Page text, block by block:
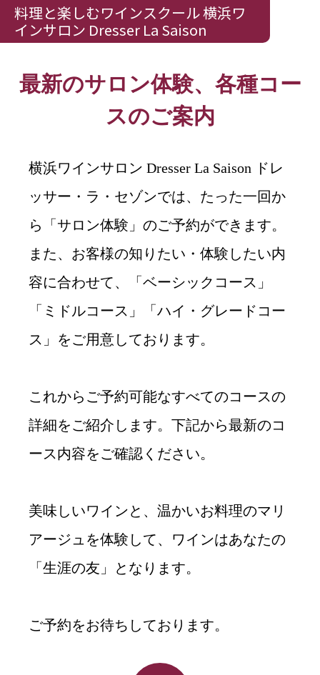
料理と楽しむワインスクール 横浜ワ
インサロン Dresser La Saison
最新のサロン体験、各種コー
スのご案内
横浜ワインサロン Dresser La Saison ドレ
ッサー・ラ・セゾンでは、たった一回か
ら「サロン体験」のご予約ができます。
また、お客様の知りたい・体験したい内
容に合わせて、「ベーシックコース」
「ミドルコース」「ハイ・グレードコー
ス」をご用意しております。
これからご予約可能なすべてのコースの
詳細をご紹介します。下記から最新のコ
ース内容をご確認ください。
美味しいワインと、温かいお料理のマリ
アージュを体験して、ワインはあなたの
「生涯の友」となります。
ご予約をお待ちしております。